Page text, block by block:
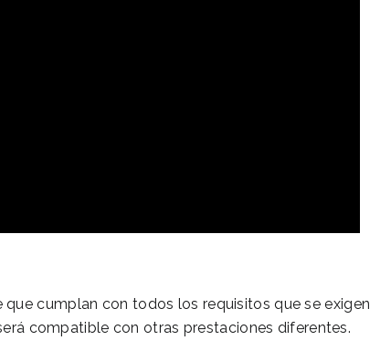
cumplan con todos los requisitos que se exigen
compatible con otras prestaciones diferentes.